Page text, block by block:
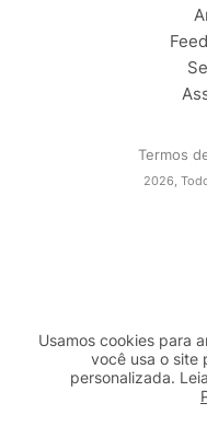
Termos
2026,
Usamos cookies para
você usa o site
personalizada.